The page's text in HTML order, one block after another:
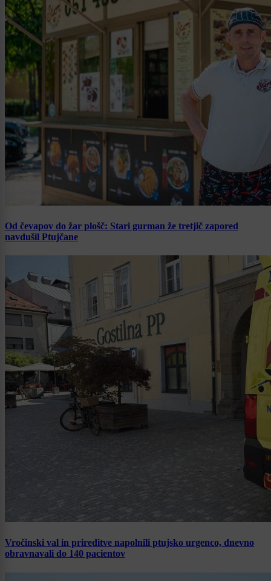
Od čevapov do žar plošč: Stari gurman že tretjič zapored
navdušil Ptujčane
Vročinski val in prireditve napolnili ptujsko urgenco, dnevno
obravnavali do 140 pacientov